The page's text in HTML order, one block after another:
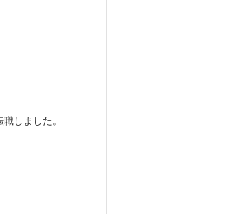
しました。